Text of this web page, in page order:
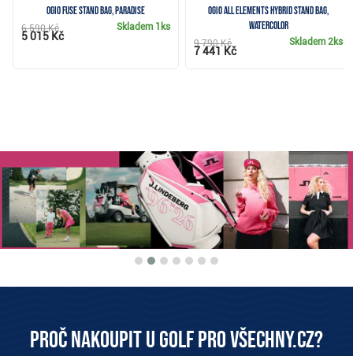
Ogio Fuse stand bag, paradise
Skladem 1ks
6 590 Kč
5 015 Kč
Ogio All Elements Hybrid stand bag,
watercolor
Skladem2ks
9 790 Kč
7 441 Kč
Proč nakoupit u Golf pro všechny.cz?